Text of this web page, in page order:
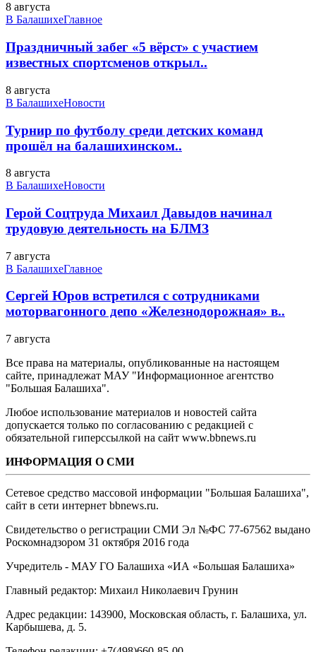
8 августа
В БалашихеГлавное
Праздничный забег «5 вёрст» с участием
известных спортсменов открыл..
8 августа
В БалашихеНовости
Турнир по футболу среди детских команд
прошёл на балашихинском..
8 августа
В БалашихеНовости
Герой Соцтруда Михаил Давыдов начинал
трудовую деятельность на БЛМЗ
7 августа
В БалашихеГлавное
Сергей Юров встретился с сотрудниками
моторвагонного депо «Железнодорожная» в..
7 августа
Все права на материалы, опубликованные на настоящем
сайте, принадлежат МАУ "Информационное агентство
"Большая Балашиха".
Любое использование материалов и новостей сайта
допускается только по согласованию с редакцией с
обязательной гиперссылкой на сайт www.bbnews.ru
ИНФОРМАЦИЯ О СМИ
Сетевое средство массовой информации "Большая Балашиха",
сайт в сети интернет bbnews.ru.
Свидетельство о регистрации СМИ Эл №ФС ‎77-67562 выдано
Роскомнадзором 31 октября 2016 года
Учредитель - МАУ ГО Балашиха «ИА «Большая Балашиха»
Главный редактор: Михаил Николаевич Грунин
Адрес редакции: 143900, Московская область, г. Балашиха, ул.
Карбышева, д. 5.